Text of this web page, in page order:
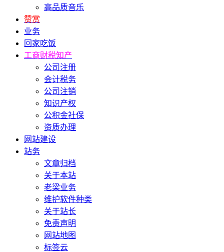
高品质音乐
赞赏
业务
回家吃饭
工商财税知产
公司注册
会计税务
公司注销
知识产权
公积金社保
资质办理
网站建设
站务
文章归档
关于本站
老梁业务
维护软件种类
关于站长
免责声明
网站地图
标签云